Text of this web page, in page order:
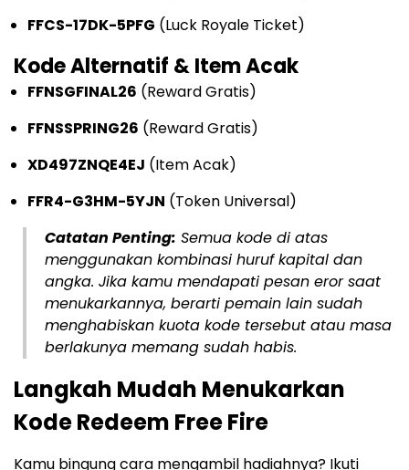
FFCS-17DK-5PFG (Luck Royale Ticket)
Kode Alternatif & Item Acak
FFNSGFINAL26 (Reward Gratis)
FFNSSPRING26 (Reward Gratis)
XD497ZNQE4EJ (Item Acak)
FFR4-G3HM-5YJN (Token Universal)
Catatan Penting: Semua kode di atas
menggunakan kombinasi huruf kapital dan
angka. Jika kamu mendapati pesan eror saat
menukarkannya, berarti pemain lain sudah
menghabiskan kuota kode tersebut atau masa
berlakunya memang sudah habis.
Langkah Mudah Menukarkan
Kode Redeem Free Fire
Kamu bingung cara mengambil hadiahnya? Ikuti